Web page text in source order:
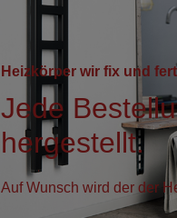
Heizkörper wir fix und
Jede
hergestellt.
Auf Wunsch wird der der